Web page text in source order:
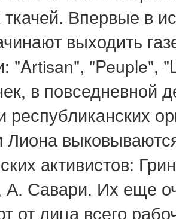
ткачей. Впервые в
выходить
"Artisan", "Peuple",
в повседневной
республиканских
Лиона
активистов:
А. Савари. Их еще
от лица всего